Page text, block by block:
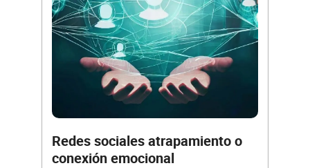
Redes sociales atrapamiento o
conexión emocional